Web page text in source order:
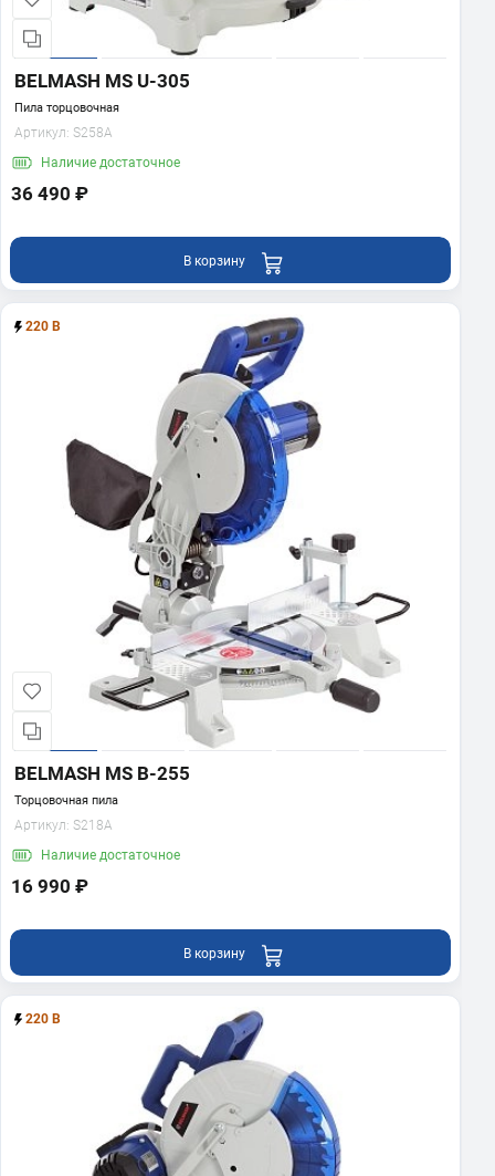
BELMASH MS U-305
Пила торцовочная
Артикул: S258A
Наличие достаточное
36 490 ₽
В корзину
220 В
BELMASH MS B-255
Торцовочная пила
Артикул: S218A
Наличие достаточное
16 990 ₽
В корзину
220 В